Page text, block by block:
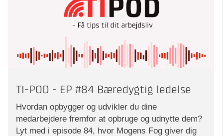
TI-POD - EP #84 Bæredygtig ledelse
Hvordan opbygger og udvikler du dine
medarbejdere fremfor at opbruge og udnytte dem?
Lyt med i episode 84, hvor Mogens Fog giver dig